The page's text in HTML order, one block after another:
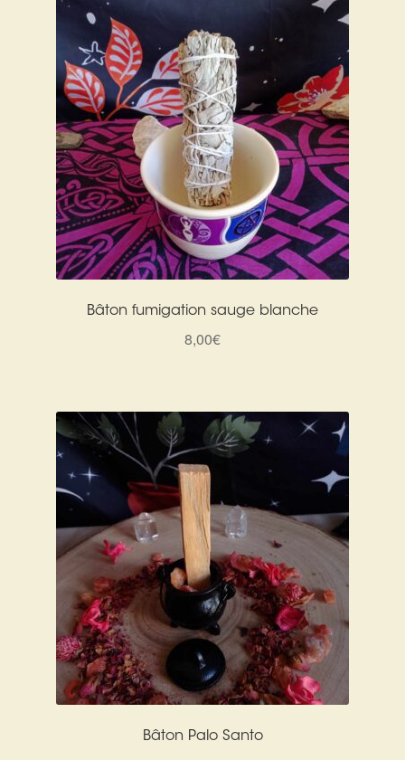
Bâton fumigation sauge blanche
8,00€
Bâton Palo Santo